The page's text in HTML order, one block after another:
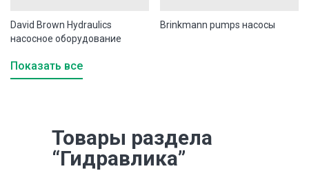
David Brown Hydraulics
насосное оборудование
Brinkmann pumps насосы
Показать все
Товары раздела
“Гидравлика”